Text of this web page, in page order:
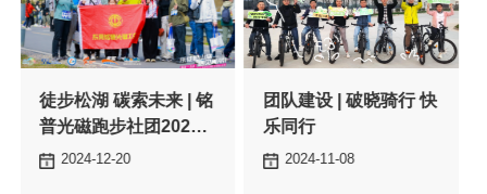
2024-12-20
乐同行
2024-11-08